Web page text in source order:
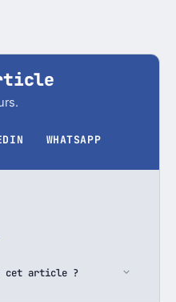
WHATSAPP
cet article ?